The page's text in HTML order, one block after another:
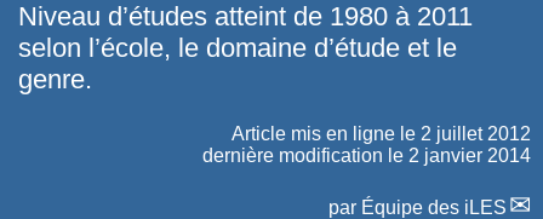
Niveau d’études atteint de 1980 à 2011
selon l’école, le domaine d’étude et le
genre.
Article mis en ligne le 2 juillet 2012
dernière modification le 2 janvier 2014
par Équipe des iLES